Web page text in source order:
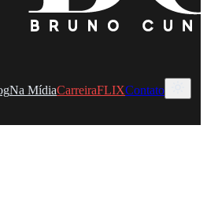
Na MídiaCarreiraFLIXContato